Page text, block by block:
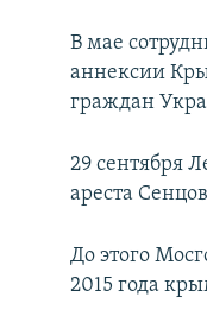
В мае
аннексии
граждан
29 сентября
ареста
До этого
2015 года